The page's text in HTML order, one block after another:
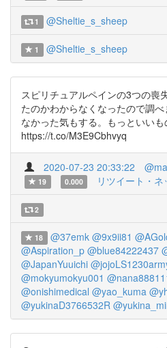
1 @Sheltie_s_sheep
1 @Sheltie_s_sheep
スピリチュアルペインの3つの喪
たのかわからなくなったので調
なかった気もする。もっといいも
https://t.co/M3E9Cbhvyq
2020-07-23 20:33:22
19
0.000 リツイート・
2
18 @37emk @9x9ii81
@Aspiration_p @blue84222437
@JapanYuuichi
@mokyumokyu001
@onishimedical @yao_kuma
@yukinaD3766532R